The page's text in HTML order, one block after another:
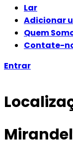
Lar
Adicionar
Quem
Contate-
Entrar